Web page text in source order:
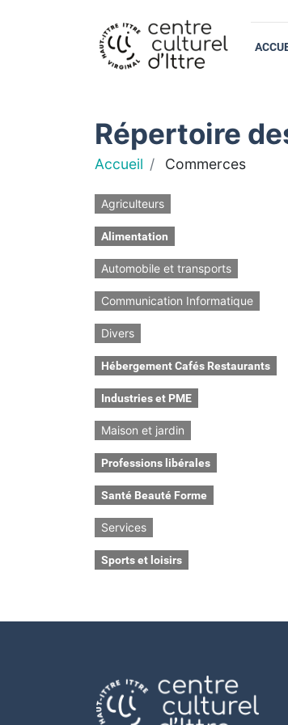
Répertoire
Accueil Commerces
Agriculteurs
Alimentation
Automobile et transports
Communication Informatique
Divers
Hébergement Cafés Restaurants
Industries et PME
Maison et jardin
Professions libérales
Santé Beauté Forme
Services
Sports et loisirs